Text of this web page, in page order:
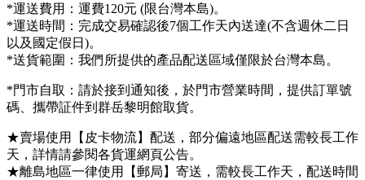
*運送費用：運費120元 (限台灣本島)。
*運送時間：完成交易確認後7個工作天內送達(不含週休二日
以及國定假日)。
*送貨範圍：我們所提供的產品配送區域僅限於台灣本島。
*門市自取：請於接到通知後，於門市營業時間，提供訂單號
碼、攜帶証件到群岳黎明館取貨。
★賣場使用【皮卡物流】配送，部分偏遠地區配送需較長工作
天，詳情請參閱各貨運網頁公告。
★離島地區一律使用【郵局】寄送，需較長工作天，配送時間